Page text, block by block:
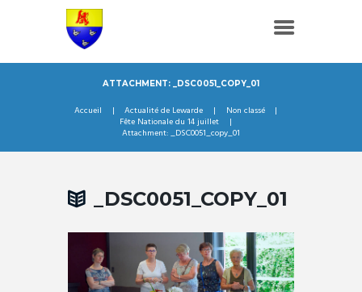
ATTACHMENT: _DSC0051_COPY_01
Accueil Actualité de Lewarde
Non classé
Fête Nationale du 14 juillet
Attachment: _DSC0051_copy_01
_DSC0051_COPY_01